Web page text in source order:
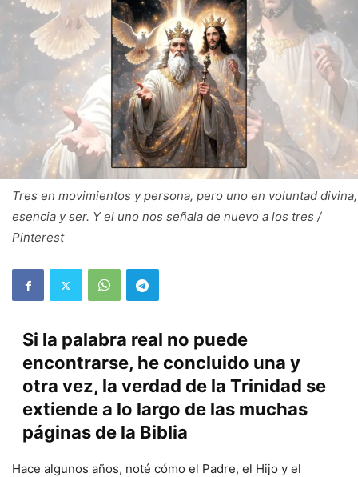
Tres en movimientos y persona, pero uno en voluntad divina,
esencia y ser. Y el uno nos señala de nuevo a los tres /
Pinterest
Si la palabra real no puede
encontrarse, he concluido una y
otra vez, la verdad de la Trinidad se
extiende a lo largo de las muchas
páginas de la Biblia
Hace algunos años, noté cómo el Padre, el Hijo y el